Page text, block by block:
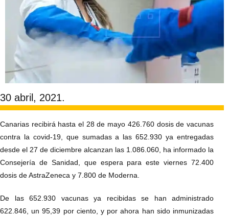
30 abril, 2021.
Canarias recibirá hasta el 28 de mayo 426.760 dosis de vacunas
contra la covid-19, que sumadas a las 652.930 ya entregadas
desde el 27 de diciembre alcanzan las 1.086.060, ha informado la
Consejería de Sanidad, que espera para este viernes 72.400
dosis de AstraZeneca y 7.800 de Moderna.
De las 652.930 vacunas ya recibidas se han administrado
622.846, un 95,39 por ciento, y por ahora han sido inmunizadas